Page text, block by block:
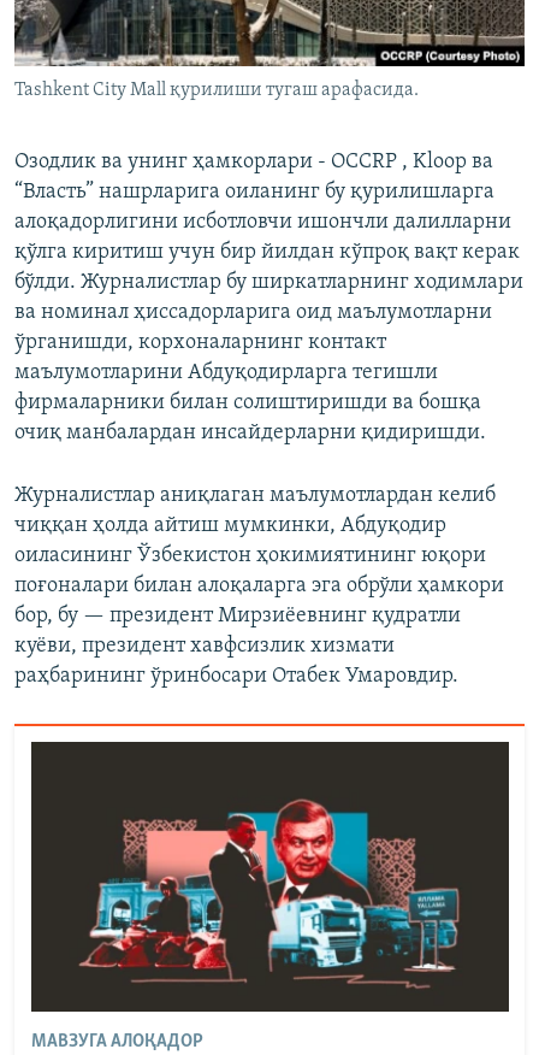
Tashkent City Mall қурилиши тугаш арафасида.
Озодлик ва унинг ҳамкорлари - OCCRP , Kloop ва
“Власть” нашрларига оиланинг бу қурилишларга
алоқадорлигини исботловчи ишончли далилларни
қўлга киритиш учун бир йилдан кўпроқ вақт керак
бўлди. Журналистлар бу ширкатларнинг ходимлари
ва номинал ҳиссадорларига оид маълумотларни
ўрганишди, корхоналарнинг контакт
маълумотларини Абдуқодирларга тегишли
фирмаларники билан солиштиришди ва бошқа
очиқ манбалардан инсайдерларни қидиришди.
Журналистлар аниқлаган маълумотлардан келиб
чиққан ҳолда айтиш мумкинки, Абдуқодир
оиласининг Ўзбекистон ҳокимиятининг юқори
поғоналари билан алоқаларга эга обрўли ҳамкори
бор, бу — президент Мирзиёевнинг қудратли
куёви, президент хавфсизлик хизмати
раҳбарининг ўринбосари Отабек Умаровдир.
МАВЗУГА АЛОҚАДОР